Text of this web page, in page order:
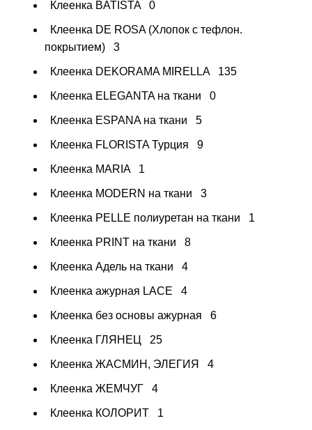
Клеенка BATISTA 0
Клеенка DE ROSA (Хлопок с тефлон.
покрытием)
3
Клеенка DEKORAMA MIRELLA 135
Клеенка ELEGANTA на ткани 0
Клеенка ESPANA на ткани 5
Клеенка FLORISTA Турция 9
Клеенка MARIA 1
Клеенка MODERN на ткани 3
Клеенка PELLE полиуретан на ткани 1
Клеенка PRINT на ткани 8
Клеенка Адель на ткани 4
Клеенка ажурная LAСE 4
Клеенка без основы ажурная 6
Клеенка ГЛЯНЕЦ 25
Клеенка ЖАСМИН, ЭЛЕГИЯ 4
Клеенка ЖЕМЧУГ 4
Клеенка КОЛОРИТ 1